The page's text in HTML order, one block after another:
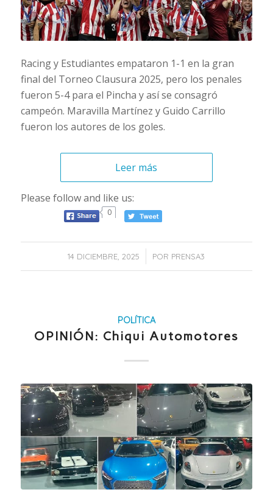
Racing y Estudiantes empataron 1-1 en la gran
final del Torneo Clausura 2025, pero los penales
fueron 5-4 para el Pincha y así se consagró
campeón. Maravilla Martínez y Guido Carrillo
fueron los autores de los goles.
Leer más
Please follow and like us:
0
14 DICIEMBRE, 2025
/ POR PRENSA3
POLÍTICA
OPINIÓN: Chiqui Automotores